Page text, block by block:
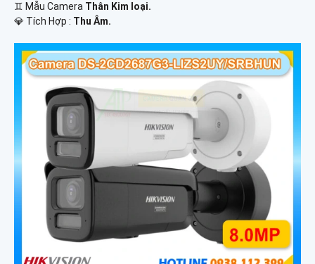
♊ Mẫu Camera Thân Kim loại.
️💎 Tích Hợp : Thu Âm.